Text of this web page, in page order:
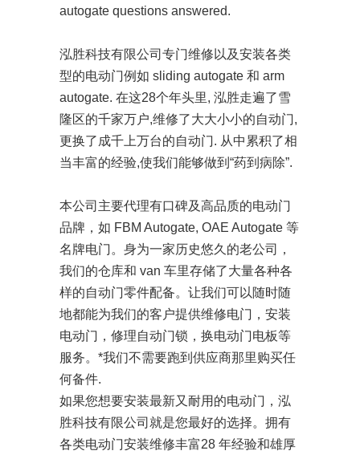
autogate questions answered.
泓胜科技有限公司专门维修以及安装各类
型的电动门例如 sliding autogate 和 arm
autogate. 在这28个年头里, 泓胜走遍了雪
隆区的千家万户,维修了大大小小的自动门,
更换了成千上万台的自动门. 从中累积了相
当丰富的经验,使我们能够做到“药到病除”.
本公司主要代理有口碑及高品质的电动门
品牌，如 FBM Autogate, OAE Autogate 等
名牌电门。身为一家历史悠久的老公司，
我们的仓库和 van 车里存储了大量各种各
样的自动门零件配备。让我们可以随时随
地都能为我们的客户提供维修电门，安装
电动门，修理自动门锁，换电动门电板等
服务。*我们不需要跑到供应商那里购买任
何备件.
如果您想要安装最新又耐用的电动门，泓
胜科技有限公司就是您最好的选择。拥有
各类电动门安装维修丰富28 年经验和雄厚